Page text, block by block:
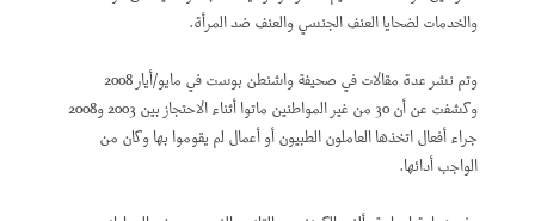
والخدمات لضحايا العنف الجنسي والعنف ضد المرأة.
وتم نشر عدة مقالات في صحيفة واشنطن بوست في مايو/أيار 2008
وكشفت عن أن 30 من غير المواطنين ماتوا أثناء الاحتجاز بين 2003 و2008
جراء أفعال اتخذها العاملون الطبيون أو أعمال لم يقوموا بها وكان من
الواجب أدائها.